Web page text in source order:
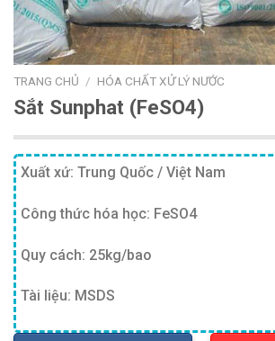
TRANG CHỦ / HÓA CHẤT XỬ LÝ NƯỚC
Sắt Sunphat (FeSO4)
Xuất xứ: Trung Quốc / Việt Nam
Công thức hóa học: FeSO4
Quy cách: 25kg/bao
Tài liệu: MSDS